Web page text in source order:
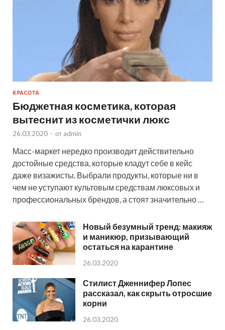
КРАСОТА
Бюджетная косметика, которая
вытеснит из косметички люкс
26.03.2020 - от admin
Масс-маркет нередко производит действительно
достойные средства, которые кладут себе в кейс
даже визажисты. Выбрали продукты, которые ни в
чем не уступают культовым средствам люксовых и
профессиональных брендов, а стоят значительно …
Новый безумный тренд: макияж
и маникюр, призывающий
остаться на карантине
26.03.2020
Стилист Дженнифер Лопес
рассказал, как скрыть отросшие
корни
26.03.2020